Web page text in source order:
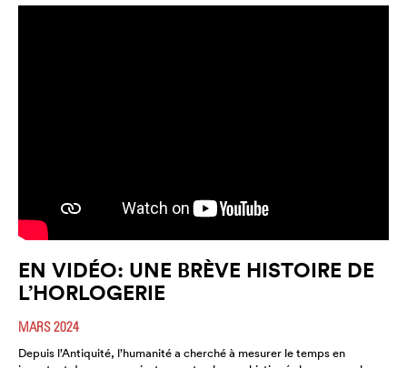
EN VIDÉO: UNE BRÈVE HISTOIRE DE
L’HORLOGERIE
MARS 2024
Depuis l’Antiquité, l’humanité a cherché à mesurer le temps en